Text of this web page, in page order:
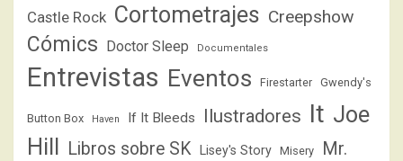
Castle Rock Cortometrajes Creepshow
Cómics Doctor Sleep Documentales
Entrevistas Eventos Firestarter Gwendy's
Button Box Haven If It Bleeds Ilustradores It Joe
Hill Libros sobre SK Lisey's Story Misery
Mr.